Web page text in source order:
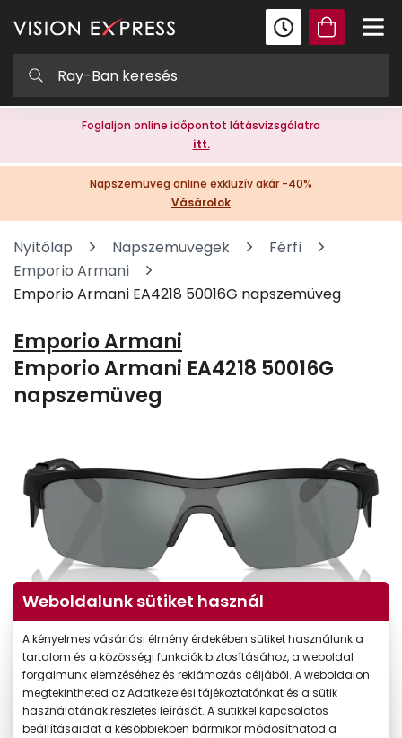
Foglaljon online időpontot látásvizsgálatra
itt.
Napszemüveg online exkluzív akár -40%
Vásárolok
Nyitólap Napszemüvegek
Férfi
Emporio Armani
Emporio Armani EA4218 50016G napszemüveg
Emporio Armani
Emporio Armani EA4218 50016G
napszemüveg
Weboldalunk sütiket használ
A kényelmes vásárlási élmény érdekében sütiket használunk a
tartalom és a közösségi funkciók biztosításához, a weboldal
forgalmunk elemzéséhez és reklámozás céljából. A weboldalon
megtekintheted az Adatkezelési tájékoztatónkat és a sütik
használatának részletes leírását. A sütikkel kapcsolatos
beállításaidat a későbbiekben bármikor módosíthatod a